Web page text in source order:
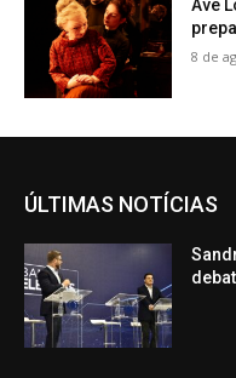
Ave
8 de
ÚLTIMAS NOTÍCIAS